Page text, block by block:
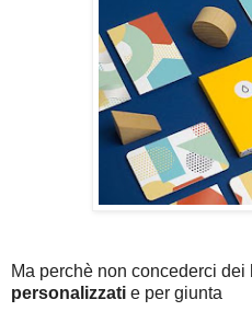
Ma perchè non concederci dei
personalizzati e per giunta